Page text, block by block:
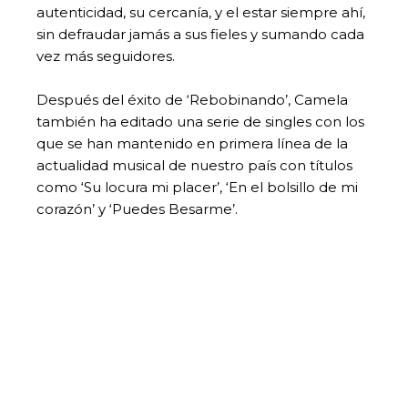
autenticidad, su cercanía, y el estar siempre ahí,
sin defraudar jamás a sus fieles y sumando cada
vez más seguidores.
Después del éxito de ‘Rebobinando’, Camela
también ha editado una serie de singles con los
que se han mantenido en primera línea de la
actualidad musical de nuestro país con títulos
como ‘Su locura mi placer’, ‘En el bolsillo de mi
corazón’ y ‘Puedes Besarme’.